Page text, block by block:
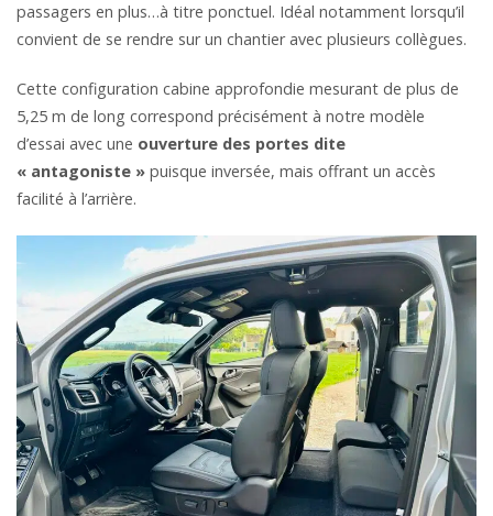
passagers en plus…à titre ponctuel. Idéal notamment lorsqu’il
convient de se rendre sur un chantier avec plusieurs collègues.
Cette configuration cabine approfondie mesurant de plus de
5,25 m de long correspond précisément à notre modèle
d’essai avec une ouverture des portes dite
« antagoniste » puisque inversée, mais offrant un accès
facilité à l’arrière.